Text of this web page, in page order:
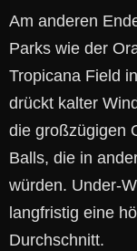
Am anderen
Parks wie der
Tropicana Field
drückt kalter
die großzügigen
Balls, die in
würden. Under-
langfristig eine
Durchschnitt.